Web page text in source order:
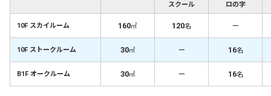
スクール ロの字
10F スカイルーム 160㎡ 120名 －
10F ストークルーム 30㎡ － 16名
B1F オークルーム 30㎡ － 16名